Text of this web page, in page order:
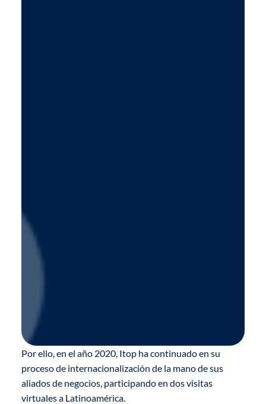
Por ello, en el año 2020, Itop ha continuado en su
proceso de internacionalización de la mano de sus
aliados de negocios, participando en dos visitas
virtuales a Latinoamérica.